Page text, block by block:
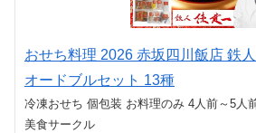
おせち料理 2026 赤坂四川飯店 鉄
オードブルセット 13種
冷凍おせち 個包装 お料理のみ 4人前～5人
美食サークル